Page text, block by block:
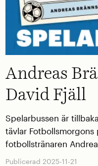
Andreas
David Fjäll
Spelarbussen är
tävlar
fotbollstränaren
Publicerad 2025-11-21